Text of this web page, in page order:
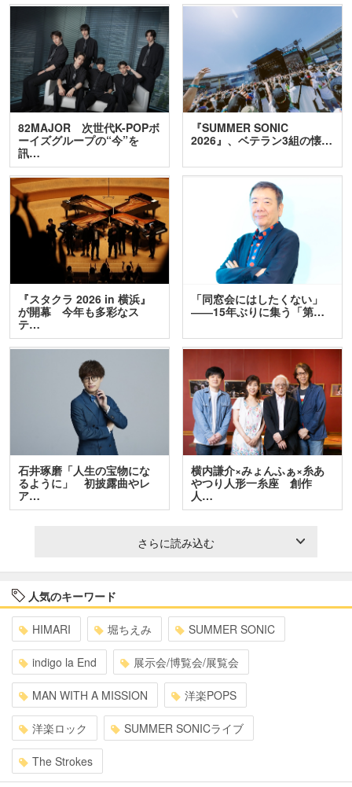
82MAJOR 次世代K-POPボ
ーイズグループの“今”を
訊…
『SUMMER SONIC
2026』、ベテラン3組の懐…
『スタクラ 2026 in 横浜』
が開幕 今年も多彩なス
テ…
「同窓会にはしたくない」
――15年ぶりに集う「第…
石井琢磨「人生の宝物にな
るように」 初披露曲やレ
ア…
横内謙介×みょんふぁ×糸あ
やつり人形一糸座 創作
人…
さらに読み込む
人気のキーワード
HIMARI 堀ちえみ SUMMER SONIC
indigo la End 展示会/博覧会/展覧会
MAN WITH A MISSION 洋楽POPS
洋楽ロック SUMMER SONICライブ
The Strokes